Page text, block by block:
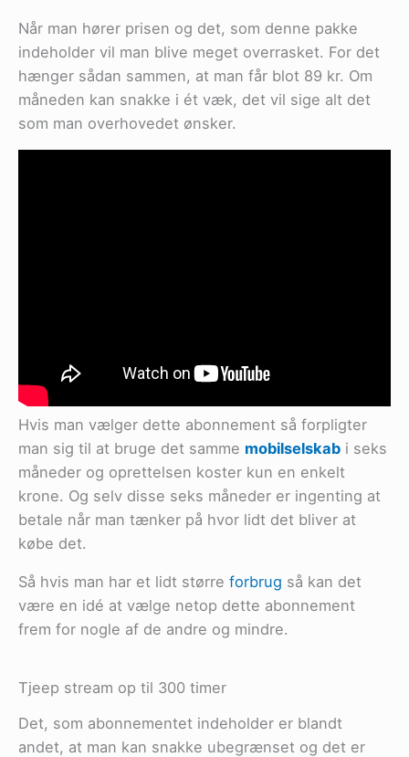
Når man hører prisen og det, som denne pakke
indeholder vil man blive meget overrasket. For det
hænger sådan sammen, at man får blot 89 kr. Om
måneden kan snakke i ét væk, det vil sige alt det
som man overhovedet ønsker.
Hvis man vælger dette abonnement så forpligter
man sig til at bruge det samme mobilselskab i seks
måneder og oprettelsen koster kun en enkelt
krone. Og selv disse seks måneder er ingenting at
betale når man tænker på hvor lidt det bliver at
købe det.
Så hvis man har et lidt større forbrug så kan det
være en idé at vælge netop dette abonnement
frem for nogle af de andre og mindre.
Tjeep stream op til 300 timer
Det, som abonnementet indeholder er blandt
andet, at man kan snakke ubegrænset og det er